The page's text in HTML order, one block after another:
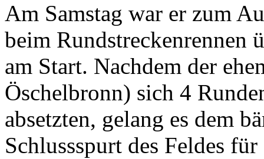
Am Samstag war er zum
beim
am Start. Nachdem der
Öschelbronn) sich 4
absetzten, gelang es dem
Schlussspurt des Feldes